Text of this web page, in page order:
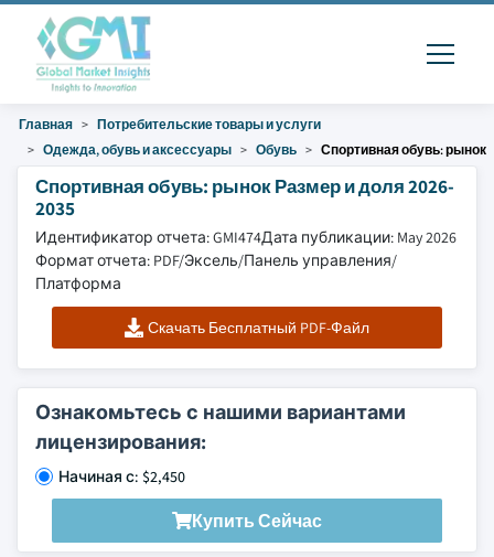
Главная
Потребительские товары и услуги
Одежда, обувь и аксессуары
Обувь Спортивная обувь: рынок
Спортивная обувь: рынок Размер и доля 2026-
2035
Идентификатор отчета: GMI474Дата публикации: May 2026
Формат отчета: PDF/Эксель/Панель управления/
Платформа
Скачать Бесплатный PDF-Файл
Ознакомьтесь с нашими вариантами
лицензирования:
Начиная с: $2,450
Купить Сейчас